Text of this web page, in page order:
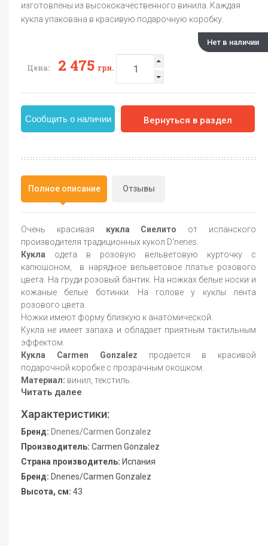
изготовлены из высококачественного винила. Каждая
кукла упакована в красивую подарочную коробку.
Нет в наличии
Цена: 2 475 грн.
Сообщить о наличии Вернуться в раздел
Полное описание Отзывы
Очень красивая кукла Сиелито от испанского
производителя традиционных кукол D'nenes.
Кукла одета в розовую вельветовую курточку с
капюшоном, в нарядное вельветовое платье розового
цвета. На груди розовый бантик. На ножках белые носки и
кожаные белые ботинки. На голове у куклы лента
розового цвета.
Ножки имеют форму близкую к анатомической.
Кукла не имеет запаха и обладает приятным тактильным
эффектом.
Кукла Carmen Gonzalez продается в красивой
подарочной коробке с прозрачным окошком.
Материал: винил, текстиль.
Читать далее
Характеристики:
Бренд: Dnenes/Carmen Gonzalez
Производитель: Carmen Gonzalez
Страна производитель: Испания
Бренд: Dnenes/Carmen Gonzalez
Высота, см: 43